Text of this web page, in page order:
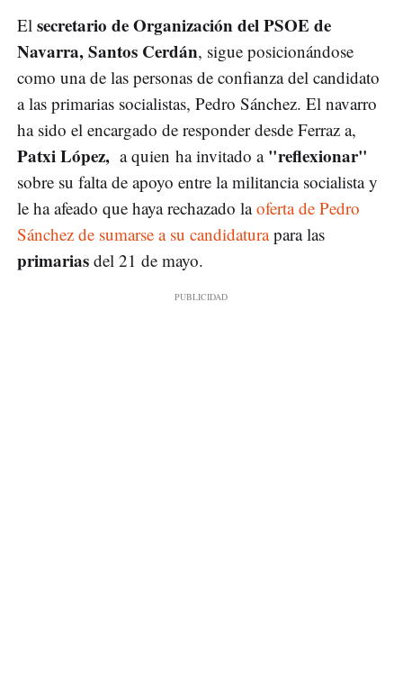
El secretario de Organización del PSOE de
Navarra, Santos Cerdán, sigue posicionándose
como una de las personas de confianza del candidato
a las primarias socialistas, Pedro Sánchez. El navarro
ha sido el encargado de responder desde Ferraz a,
Patxi López, a quien ha invitado a "reflexionar"
sobre su falta de apoyo entre la militancia socialista y
le ha afeado que haya rechazado laoferta de Pedro
Sánchez de sumarse a su candidaturapara las
primarias del 21 de mayo.